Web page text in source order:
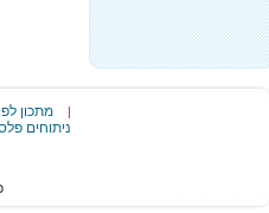
| מתכון
ניתוחים